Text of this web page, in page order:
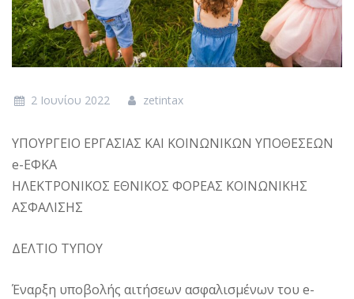
2 Ιουνίου 2022 zetintax
ΥΠΟΥΡΓΕΙΟ ΕΡΓΑΣΙΑΣ ΚΑΙ ΚΟΙΝΩΝΙΚΩΝ ΥΠΟΘΕΣΕΩΝ
e-ΕΦΚΑ
ΗΛΕΚΤΡΟΝΙΚΟΣ ΕΘΝΙΚΟΣ ΦΟΡΕΑΣ ΚΟΙΝΩΝΙΚΗΣ
ΑΣΦΑΛΙΣΗΣ
ΔΕΛΤΙΟ ΤΥΠΟΥ
Έναρξη υποβολής αιτήσεων ασφαλισμένων του e-